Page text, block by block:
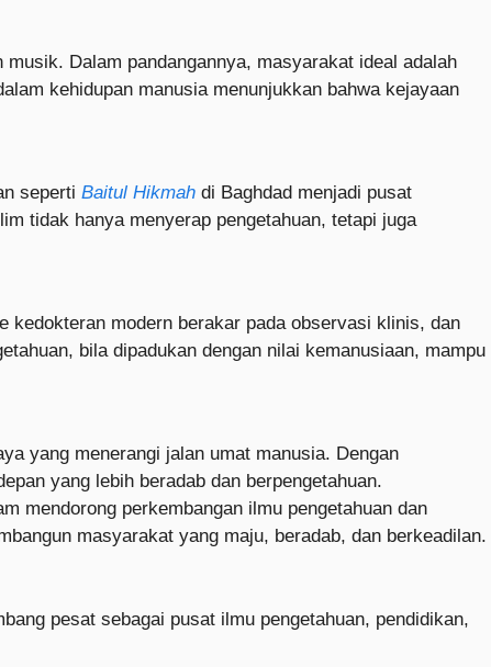
Dalam pandangannya, masyarakat ideal adalah
kehidupan manusia menunjukkan bahwa kejayaan
seperti Baitul Hikmah di Baghdad menjadi pusat
tidak hanya menyerap pengetahuan, tetapi juga
kedokteran modern berakar pada observasi klinis, dan
bila dipadukan dengan nilai kemanusiaan, mampu
yang menerangi jalan umat manusia. Dengan
yang lebih beradab dan berpengetahuan.
mendorong perkembangan ilmu pengetahuan dan
masyarakat yang maju, beradab, dan berkeadilan.
pesat sebagai pusat ilmu pengetahuan, pendidikan,